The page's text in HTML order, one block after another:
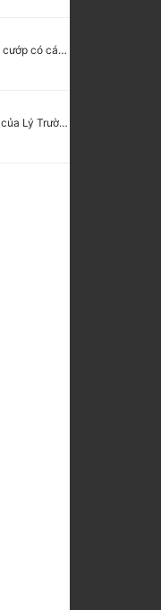
Chương 1340: Những kẻ cướp có cánh
Chương 2540: Sự quỷ dị của Lý Trường Phong